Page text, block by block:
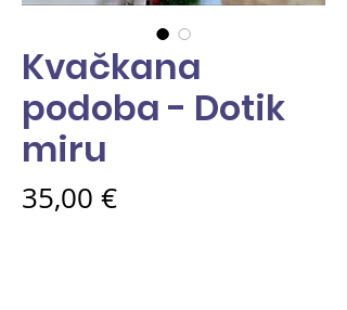
Kvačkana
podoba - Dotik
miru
35,00 €Price